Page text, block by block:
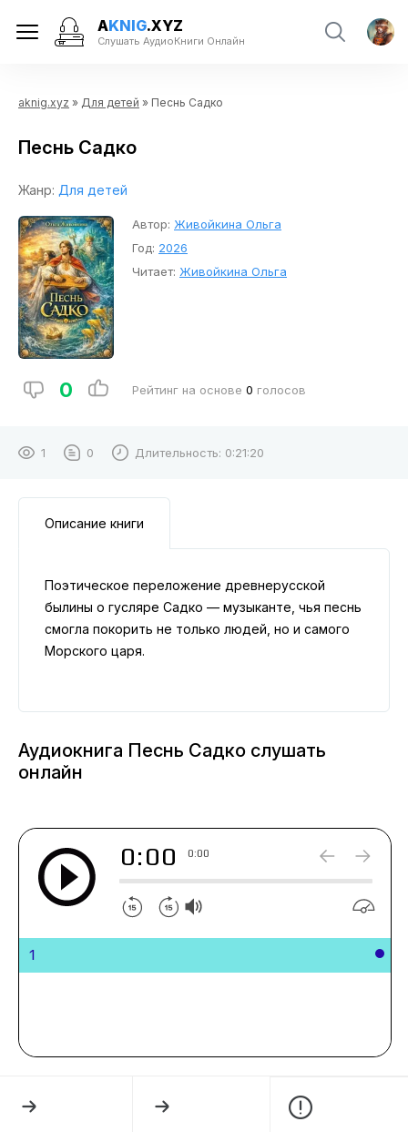
AKNIG.XYZ
Слушать АудиоКниги Онлайн
aknig.xyz » Для детей » Песнь Садко
Песнь Садко
Жанр: Для детей
Автор: Живойкина Ольга
Год: 2026
Читает: Живойкина Ольга
0 Рейтинг на основе 0 голосов
1 0 Длительность: 0:21:20
Описание книги
Поэтическое переложение древнерусской
былины о гусляре Садко — музыканте, чья песнь
смогла покорить не только людей, но и самого
Морского царя.
Аудиокнига Песнь Садко слушать
онлайн
0:00 0:00
1